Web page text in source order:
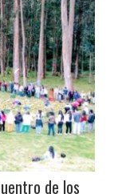
de los